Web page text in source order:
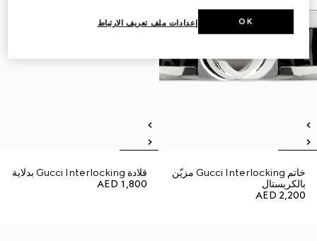
خاتم Gucci Interlocking مزيّن
بالكريستال
AED 2,200
قلادة Gucci Interlocking بدلاية
AED 1,800
إعدادات ملف تعريف الارتباط OK